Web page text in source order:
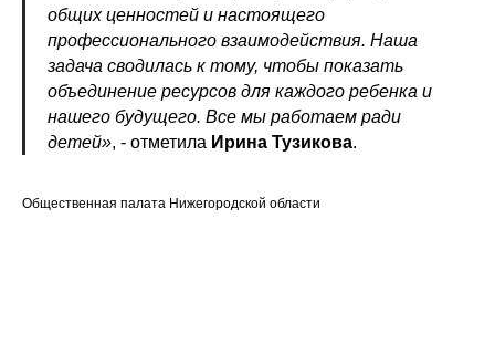
общих ценностей и настоящего
профессионального взаимодействия. Наша
задача сводилась к тому, чтобы показать
объединение ресурсов для каждого ребенка и
нашего будущего. Все мы работаем ради
детей», - отметила Ирина Тузикова.
Общественная палата Нижегородской области